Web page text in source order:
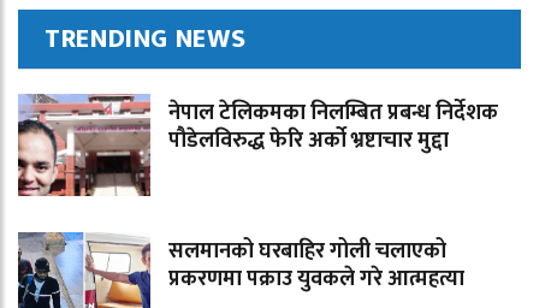
TRENDING NEWS
नेपाल टेलिकमका निलम्बित प्रबन्ध निर्देशक
पौडेलविरुद्ध फेरि अर्को भ्रष्टाचार मुद्दा
सलमानको घरबाहिर गोली चलाएको
प्रकरणमा पक्राउ युवकले गरे आत्महत्या